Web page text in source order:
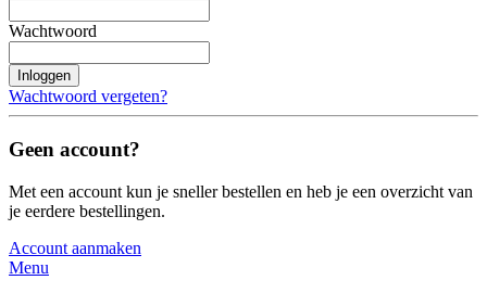
Wachtwoord
Inloggen
Wachtwoord vergeten?
Geen account?
Met een account kun je sneller bestellen en heb je een overzicht van
je eerdere bestellingen.
Account aanmaken
Menu